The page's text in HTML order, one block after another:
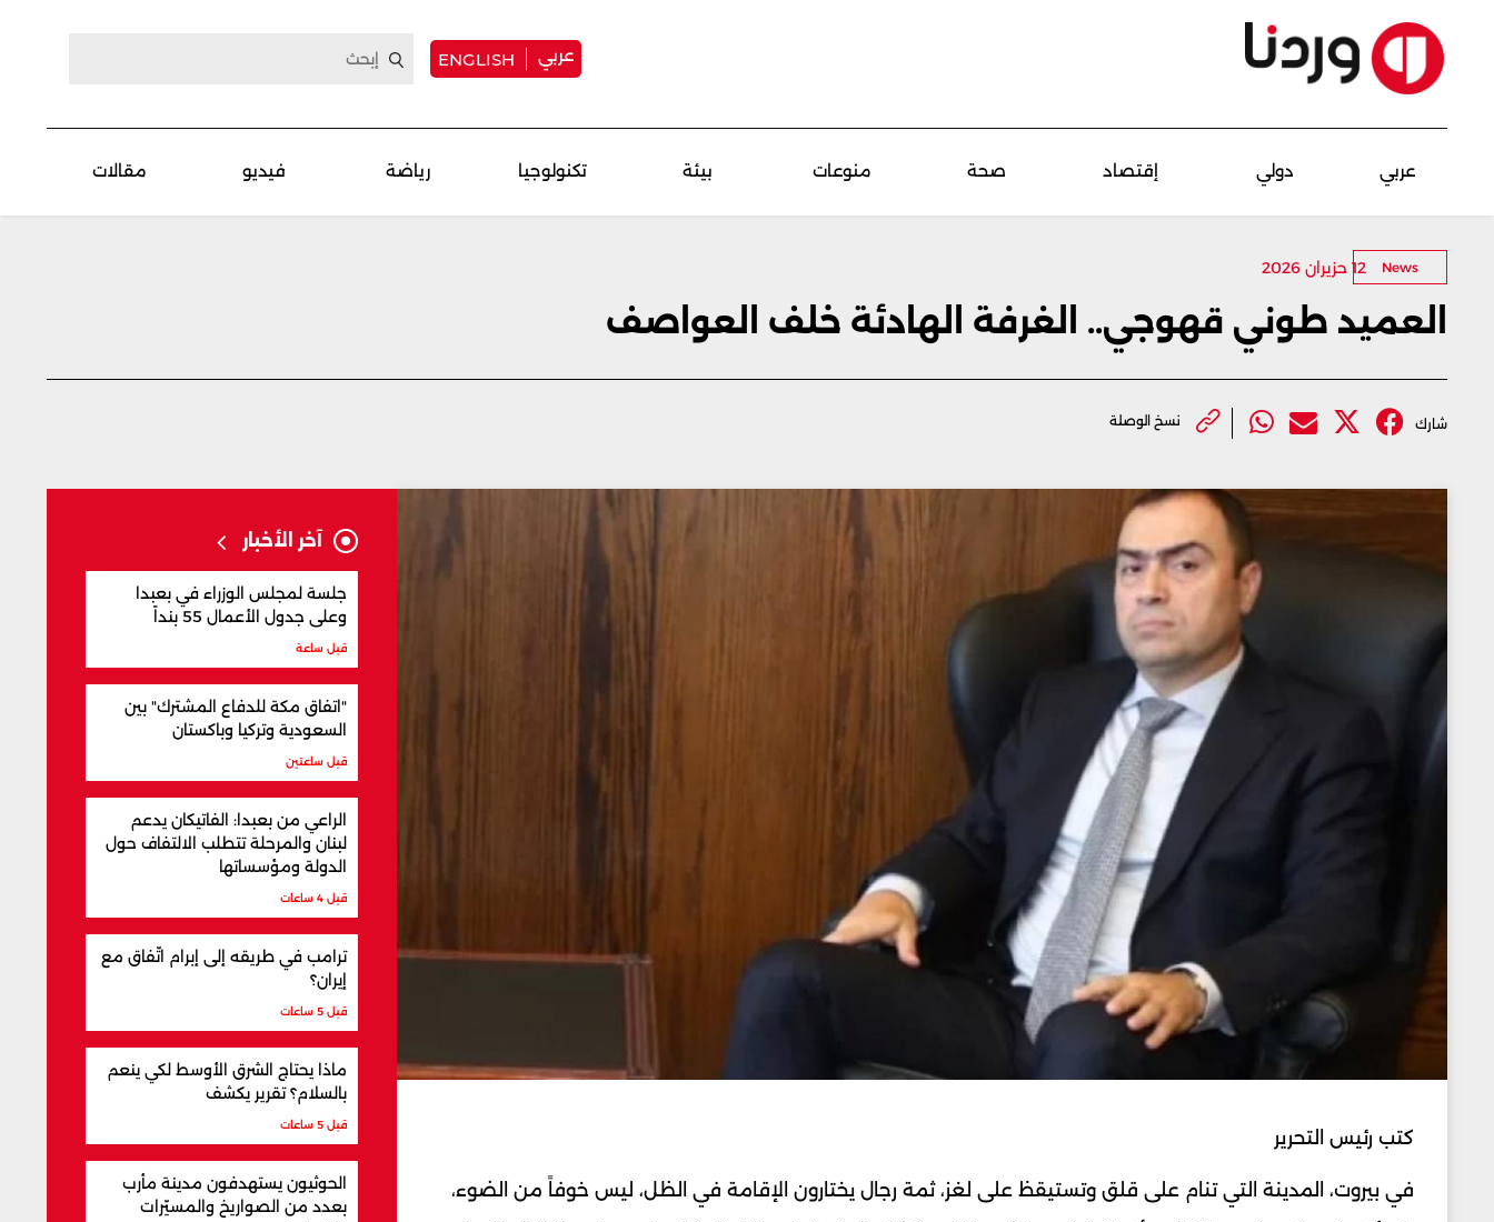
عربي ENGLISH
عربي دولي إقتصاد صحة منوعات بيئة تكنولوجيا رياضة فيديو مقالات
News 12 حزيران 2026
العميد طوني قهوجي.. الغرفة الهادئة خلف العواصف
شارك نسخ الوصلة
كتب رئيس التحرير
في بيروت، المدينة التي تنام على قلق وتستيقظ على لغز، ثمة رجال يختارون الإقامة في الظل، ليس خوفاً من الضوء،
آخر الأخبار
جلسة لمجلس الوزراء في بعبدا
وعلى جدول الأعمال 55 بنداً
قبل ساعة
"اتفاق مكة للدفاع المشترك" بين
السعودية وتركيا وباكستان
قبل ساعتين
الراعي من بعبدا: الفاتيكان يدعم
لبنان والمرحلة تتطلب الالتفاف حول
الدولة ومؤسساتها
قبل 4 ساعات
ترامب في طريقه إلى إبرام اتّفاق مع
إيران؟
قبل 5 ساعات
ماذا يحتاج الشرق الأوسط لكي ينعم
بالسلام؟ تقرير يكشف
قبل 5 ساعات
الحوثيون يستهدفون مدينة مأرب
بعدد من الصواريخ والمسيّرات